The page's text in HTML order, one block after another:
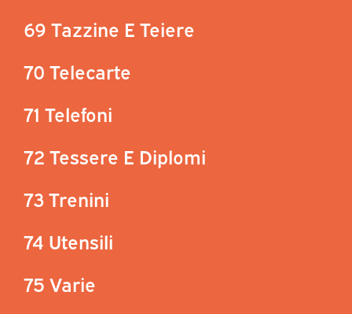
69 Tazzine E Teiere
70 Telecarte
71 Telefoni
72 Tessere E Diplomi
73 Trenini
74 Utensili
75 Varie